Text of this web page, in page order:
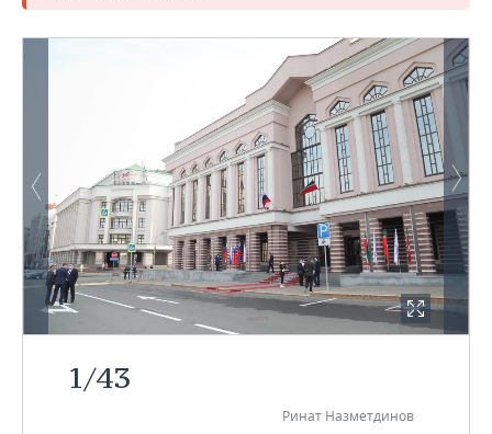
1/43
Ринат Назметдинов